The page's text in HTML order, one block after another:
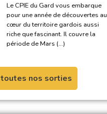
Le CPIE du Gard vous embarque
pour une année de découvertes au
cœur du territoire gardois aussi
riche que fascinant. Il couvre la
période de Mars (…)
nos sorties